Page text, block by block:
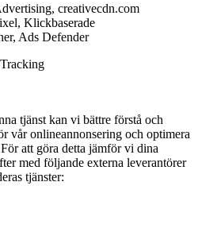
creativecdn.com
Klickbaserade
Ads Defender
tjänst kan vi bättre förstå och
vår onlineannonsering och optimera
att göra detta jämför vi dina
med följande externa leverantörer
tjänster: